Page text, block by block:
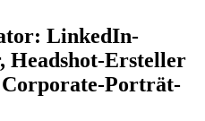
LinkedIn-
Headshot-Ersteller
Porträt-